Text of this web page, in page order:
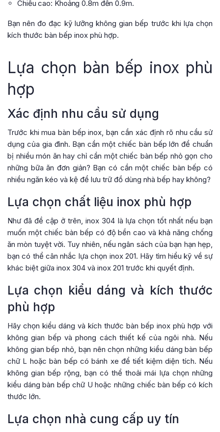
Chiều cao: Khoảng 0.8m đến 0.9m.
Bạn nên đo đạc kỹ lưỡng không gian bếp trước khi lựa chọn
kích thước bàn bếp inox phù hợp.
Lựa chọn bàn bếp inox phù
hợp
Xác định nhu cầu sử dụng
Trước khi mua bàn bếp inox, bạn cần xác định rõ nhu cầu sử
dụng của gia đình. Bạn cần một chiếc bàn bếp lớn để chuẩn
bị nhiều món ăn hay chỉ cần một chiếc bàn bếp nhỏ gọn cho
những bữa ăn đơn giản? Bạn có cần một chiếc bàn bếp có
nhiều ngăn kéo và kệ để lưu trữ đồ dùng nhà bếp hay không?
Lựa chọn chất liệu inox phù hợp
Như đã đề cập ở trên, inox 304 là lựa chọn tốt nhất nếu bạn
muốn một chiếc bàn bếp có độ bền cao và khả năng chống
ăn mòn tuyệt vời. Tuy nhiên, nếu ngân sách của bạn hạn hẹp,
bạn có thể cân nhắc lựa chọn inox 201. Hãy tìm hiểu kỹ về sự
khác biệt giữa inox 304 và inox 201 trước khi quyết định.
Lựa chọn kiểu dáng và kích thước
phù hợp
Hãy chọn kiểu dáng và kích thước bàn bếp inox phù hợp với
không gian bếp và phong cách thiết kế của ngôi nhà. Nếu
không gian bếp nhỏ, bạn nên chọn những kiểu dáng bàn bếp
chữ L hoặc bàn bếp có bánh xe để tiết kiệm diện tích. Nếu
không gian bếp rộng, bạn có thể thoải mái lựa chọn những
kiểu dáng bàn bếp chữ U hoặc những chiếc bàn bếp có kích
thước lớn.
Lựa chọn nhà cung cấp uy tín